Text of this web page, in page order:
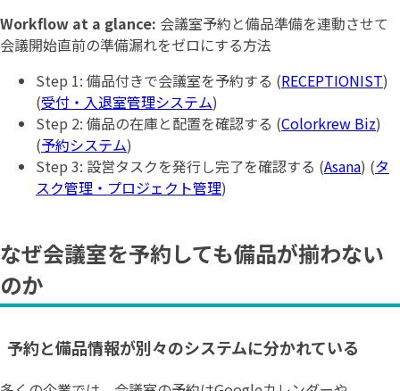
Workflow at a glance: 会議室予約と備品準備を連動させて
会議開始直前の準備漏れをゼロにする方法
Step 1: 備品付きで会議室を予約する (RECEPTIONIST)
(受付・入退室管理システム)
Step 2: 備品の在庫と配置を確認する (Colorkrew Biz)
(予約システム)
Step 3: 設営タスクを発行し完了を確認する (Asana) (タ
スク管理・プロジェクト管理)
なぜ会議室を予約しても備品が揃わない
のか
予約と備品情報が別々のシステムに分かれている